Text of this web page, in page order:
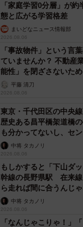
「家庭学習0分層」が
態と広がる学習格差
まいどなニュース情報部
2026.08.06
「事故物件」という言
ていませんか？ 不動産
能性」を閉ざさないた
平藤 清刀
2026.08.06
東京・千代田区の中央
歴史ある昌平橋架道橋
も分かってないし、セ
して」中将 タカノリ
2026.08.06
もしかすると「下山ダ
幹線の長野県駅 在来
ら走れば間に合うんじ
係が反響
中将 タカノリ
2026.08.06
「なんじゃこりゃ！」